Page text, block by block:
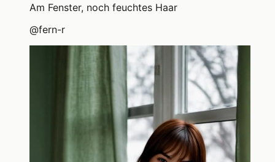
Am Fenster, noch feuchtes Haar
@fern-r